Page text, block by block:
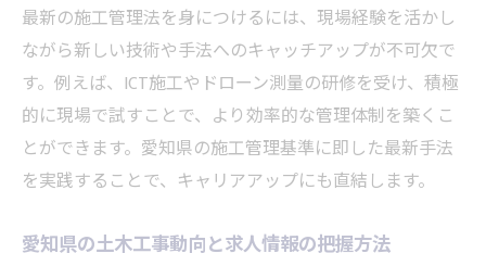
土木工事求人で評価される資格取得のコツ
施工管理経験が活きる転職のポイント徹底解説
土木工事施工管理経験の転職市場での価値
施工管理から転職を成功させる自己PR術
求人選びで重視したい施工管理の実績と強
土木工事の経験を生かす異業種転職の可能
最新の施工管理法を身につけるには、現場経験を活かし
ながら新しい技術や手法へのキャッチアップが不可欠で
す。例えば、ICT施工やドローン測量の研修を受け、積極
的に現場で試すことで、より効率的な管理体制を築くこ
とができます。愛知県の施工管理基準に即した最新手法
を実践することで、キャリアアップにも直結します。
愛知県の土木工事動向と求人情報の把握方法